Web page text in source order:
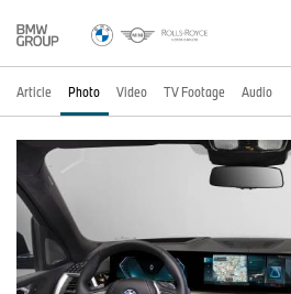
Article Photo Video TV Footage Audio